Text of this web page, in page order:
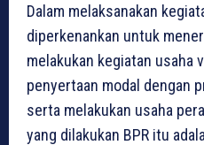
Dalam melaksanakan
diperkenankan untuk
melakukan kegiatan usaha
penyertaan modal dengan
serta melakukan usaha
yang dilakukan BPR itu